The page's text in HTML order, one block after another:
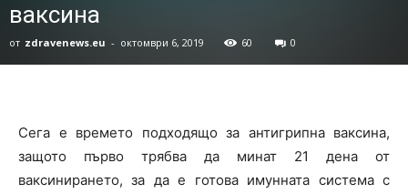
ваксина
от zdravenews.eu - октомври 6, 2019 60 0
Сега е времето подходящо за антигрипна ваксина,
защото първо трябва да минат 21 дена от
ваксинирането, за да е готова имунната система с